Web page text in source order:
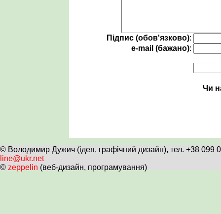
Підпис (обов'язково):
e-mail (бажано):
Чи
© Володимир Дужич (ідея, графічний дизайн), тел. +38 099
line@ukr.net
© zeppelin (веб-дизайн, програмування)